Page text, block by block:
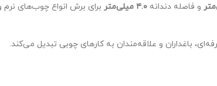
و فاصله دندانه ۴.۰ میلی‌متر
برای برش انواع چوب‌های
باغداران و علاقه‌مندان به کارهای چوبی تبدیل می‌کند.